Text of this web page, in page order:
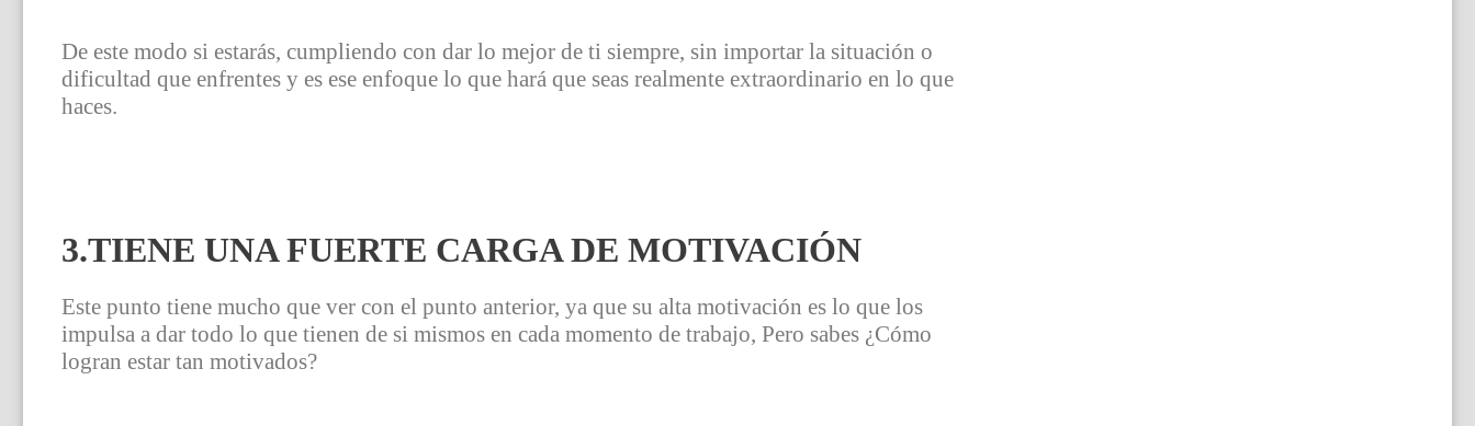
De este modo si estarás, cumpliendo con dar lo mejor de ti siempre, sin importar la situación o
dificultad que enfrentes y es ese enfoque lo que hará que seas realmente extraordinario en lo que
haces.
3.TIENE UNA FUERTE CARGA DE MOTIVACIÓN
Este punto tiene mucho que ver con el punto anterior, ya que su alta motivación es lo que los
impulsa a dar todo lo que tienen de si mismos en cada momento de trabajo, Pero sabes ¿Cómo
logran estar tan motivados?